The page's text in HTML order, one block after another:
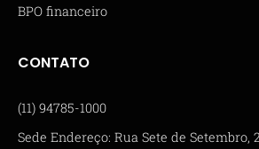
BPO financeiro
CONTATO
(11) 94785-1000
Sede Endereço: Rua Sete de Setembro,